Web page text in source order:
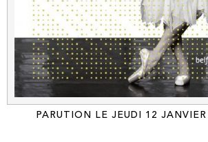
PARUTION LE JEUDI 12